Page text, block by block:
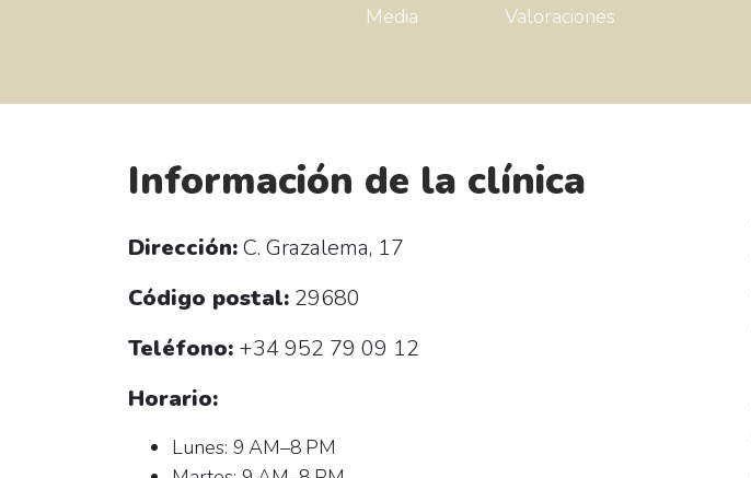
Media
Valoraciones
Información de la clínica
Dirección:C. Grazalema, 17
Código postal: 29680
Teléfono: +34 952 79 09 12
Horario:
Lunes: 9 AM–8 PM